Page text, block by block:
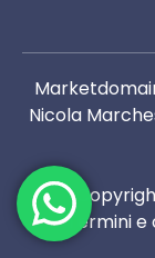
Nicola
Termini e